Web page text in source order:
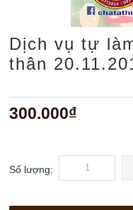
Dịch vụ tự
thân
300.000₫
Số lượng: